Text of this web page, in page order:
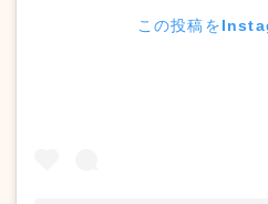
この投稿を